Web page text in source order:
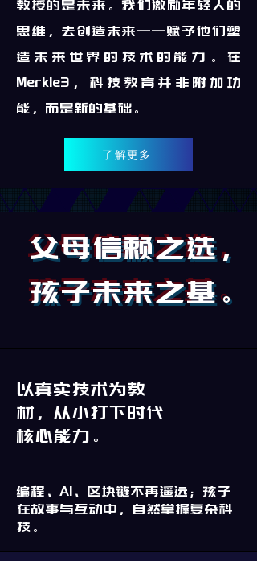
教授的是未来。我们 激励年轻人的
思维，去创造未来——赋予他们塑
造未来世界的技术的能力。在
Merkle3，科技教育并非附加功
能，而是新的基础。
了解更多
父母信赖之选，
孩子未来之基。​
以真实技术为教
材，从小打下时代
核心能力。
编程、AI、区块链不再遥远；孩子
在故事与互动中，自然掌握复杂科
技。